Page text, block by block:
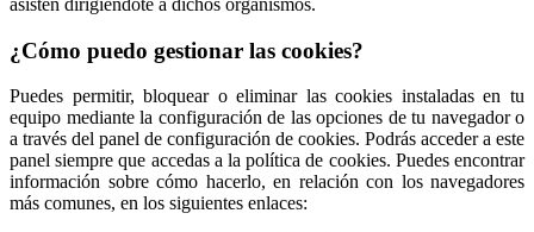
asisten dirigiéndote a dichos organismos.
¿Cómo puedo gestionar las cookies?
Puedes permitir, bloquear o eliminar las cookies instaladas en tu
equipo mediante la configuración de las opciones de tu navegador o
a través del panel de configuración de cookies. Podrás acceder a este
panel siempre que accedas a la política de cookies. Puedes encontrar
información sobre cómo hacerlo, en relación con los navegadores
más comunes, en los siguientes enlaces: